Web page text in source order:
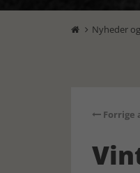
 Nyheder
Forrige